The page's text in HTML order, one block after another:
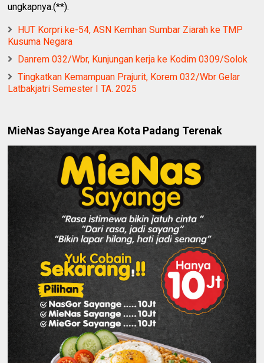
ungkapnya.(**).
HUT Korpri ke-54, ASN Kemhan Sumbar Ziarah ke TMP
Kusuma Negara
Danrem 032/Wbr, Kunjungan kerja ke Kodim 0309/Solok
Tingkatkan Kemampuan Prajurit, Korem 032/Wbr Gelar
Latbakjatri Semester I TA. 2025
MieNas Sayange Area Kota Padang Terenak